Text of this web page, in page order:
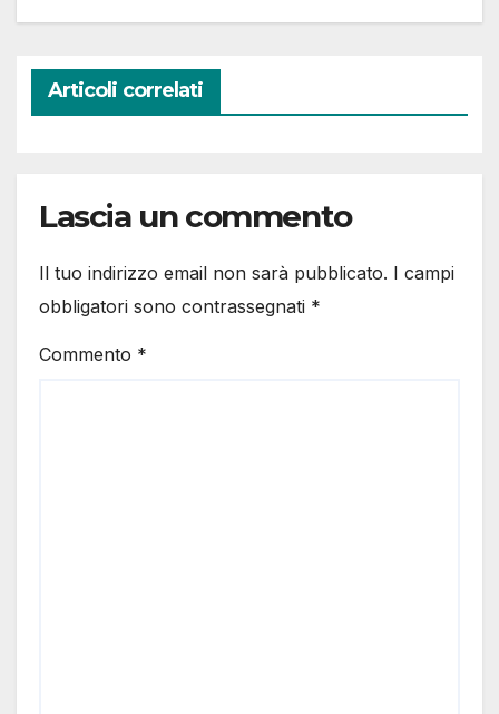
Articoli correlati
Lascia un commento
Il tuo indirizzo email non sarà pubblicato. I campi
obbligatori sono contrassegnati *
Commento *